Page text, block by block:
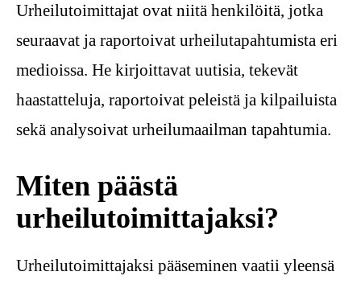
Urheilutoimittajat ovat niitä henkilöitä, jotka
seuraavat ja raportoivat urheilutapahtumista eri
medioissa. He kirjoittavat uutisia, tekevät
haastatteluja, raportoivat peleistä ja kilpailuista
sekä analysoivat urheilumaailman tapahtumia.
Miten päästä
urheilutoimittajaksi?
Urheilutoimittajaksi pääseminen vaatii yleensä